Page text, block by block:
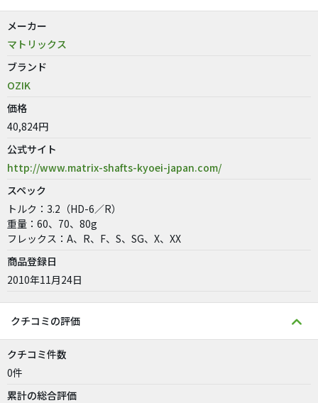
メーカー
マトリックス
ブランド
OZIK
価格
40,824円
公式サイト
http://www.matrix-shafts-kyoei-japan.com/
スペック
トルク：3.2（HD-6／R）
重量：60、70、80g
フレックス：A、R、F、S、SG、X、XX
商品登録日
2010年11月24日
クチコミの評価
クチコミ件数
0件
累計の総合評価